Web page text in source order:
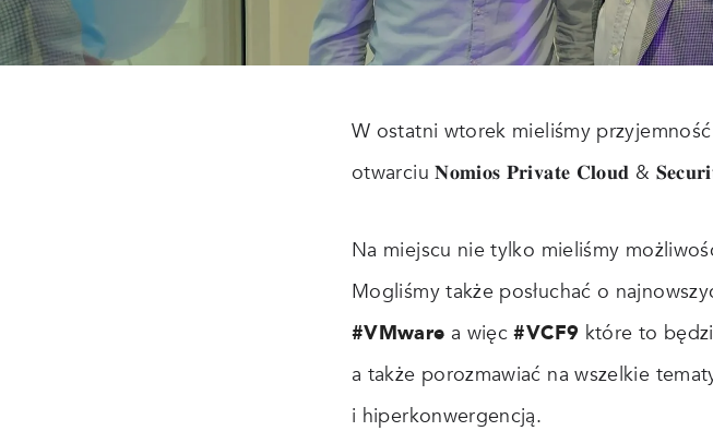
W ostatni wtorek mieliśmy
otwarciu 𝐍𝐨𝐦𝐢𝐨𝐬 𝐏𝐫𝐢𝐯𝐚𝐭𝐞 𝐂𝐥𝐨𝐮𝐝 &
Na miejscu nie tylko mieliśmy
Mogliśmy także posłuchać o
#VMware a więc #VCF9 które to
a także porozmawiać na wszelkie
i hiperkonwergencją.